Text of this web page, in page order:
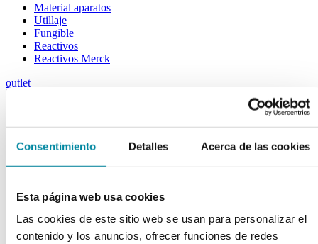
Consentimiento Detalles Acerca de las cookies
Esta página web usa cookies
Las cookies de este sitio web se usan para personalizar el
contenido y los anuncios, ofrecer funciones de redes
Material aparatos
Utillaje
Fungible
Reactivos
Reactivos Merck
outlet
ISOLEUCINA-L
arrow_back Ficha de producto